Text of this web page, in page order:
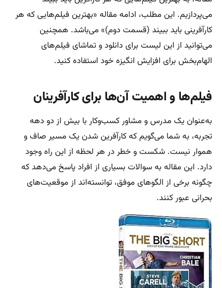
می‌پردازیم. این مطلب، ادامه مقاله «بهترین فیلم‌هایی که هر
کارآفرینی باید ببیند (قسمت دوم)» می‌باشد. همچنین
می‌توانید از این لیست برای دانلود و تماشای فیلم‌های
الهام‌بخش برای افزایش انگیزه خود استفاده کنید.
فیلم‌ها و اهمیت آن‌ها برای کارآفرینان
به‌عنوان یک مدرس و مشاور کسب‌وکار با بیش از دو دهه
تجربه، به شما می‌گویم که کارآفرین شدن یک مسیر صاف و
هموار نیست. شکست و خطر در هر لحظه از این راه وجود
دارد. این مقاله به سوالات بسیاری از افراد پاسخ می‌دهد که
چگونه برخی از الگوهای موفق، توانسته‌اند از موقعیت‌های
بحرانی عبور کنند.